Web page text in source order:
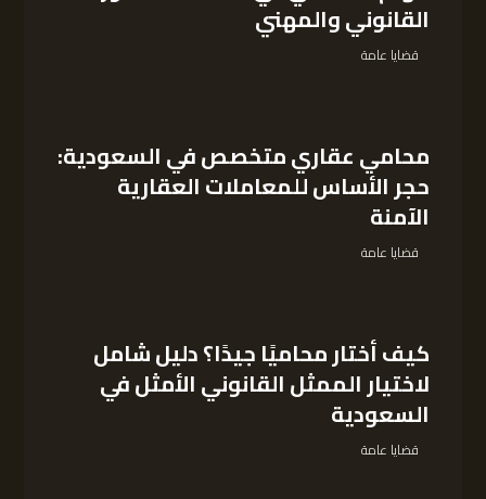
القانوني والمهني
قضايا عامة
محامي عقاري متخصص في السعودية:
حجر الأساس للمعاملات العقارية
الآمنة
قضايا عامة
كيف أختار محاميًا جيدًا؟ دليل شامل
لاختيار الممثل القانوني الأمثل في
السعودية
قضايا عامة